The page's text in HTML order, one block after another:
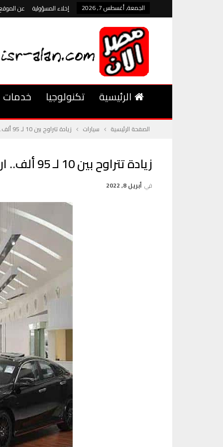
الجمعة, أغسطس 7, 2026 إخلاء المسؤولية عن
الرئيسية تكنولوجيا خدمات
الصفحة الرئيسية سيارات زيادة تتراوح بين 10 لـ 95 ألف.. ارتفاع أسعار 42 سيارة في الأسبوع الأول من إبريل
زيادة تتراوح بين 10 لـ 95 ألف.. ارتفاع أسعار 42 سيارة في الأسبوع الأول من إبريل
في أبريل 8, 2022